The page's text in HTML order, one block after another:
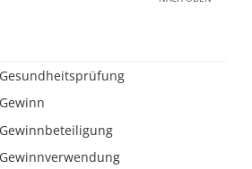
Gesundheitsprüfung
Gewinn
Gewinnbeteiligung
Gewinnverwendung